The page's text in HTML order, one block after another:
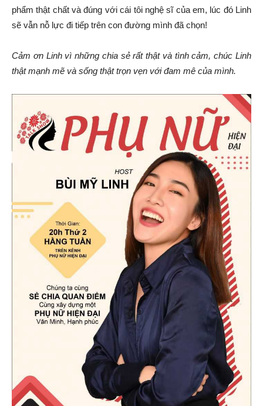
phẩm thật chất và đúng với cái tôi nghệ sĩ của em, lúc đó Linh
sẽ vẫn nỗ lực đi tiếp trên con đường mình đã chọn!
Cảm ơn Linh vì những chia sẻ rất thật và tình cảm, chúc Linh
thật mạnh mẽ và sống thật trọn vẹn với đam mê của mình.